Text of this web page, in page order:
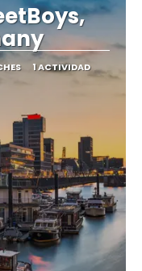
1 ACTIVIDAD